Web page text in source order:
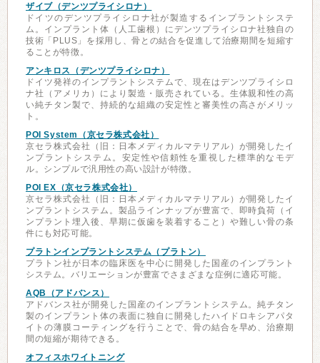
ザイブ（デンツプライシロナ）
ドイツのデンツプライシロナ社が製造するインプラントシステ
ム。インプラント体（人工歯根）にデンツプライシロナ社独自の
技術「PLUS」を採用し、骨との結合を促進して治療期間を短縮す
ることが特徴。
アンキロス（デンツプライシロナ）
ドイツ発祥のインプラントシステムで、現在はデンツプライシロ
ナ社（アメリカ）により製造・販売されている。生体親和性の高
い純チタン製で、持続的な組織の安定性と審美性の高さがメリッ
ト。
POI System（京セラ株式会社）
京セラ株式会社（旧：日本メディカルマテリアル）が開発したイ
ンプラントシステム。安定性や信頼性を重視した標準的なモデ
ル。シンプルで汎用性の高い設計が特徴。
POI EX（京セラ株式会社）
京セラ株式会社（旧：日本メディカルマテリアル）が開発したイ
ンプラントシステム。製品ラインナップが豊富で、即時負荷（イ
ンプラント埋入後、早期に仮歯を装着すること）や難しい骨の条
件にも対応可能。
プラトンインプラントシステム（プラトン）
プラトン社が日本の臨床医を中心に開発した国産のインプラント
システム。バリエーションが豊富でさまざまな症例に適応可能。
AQB（アドバンス）
アドバンス社が開発した国産のインプラントシステム。純チタン
製のインプラント体の表面に独自に開発したハイドロキシアパタ
イトの薄膜コーティングを行うことで、骨の結合を早め、治療期
間の短縮が期待できる。
オフィスホワイトニング